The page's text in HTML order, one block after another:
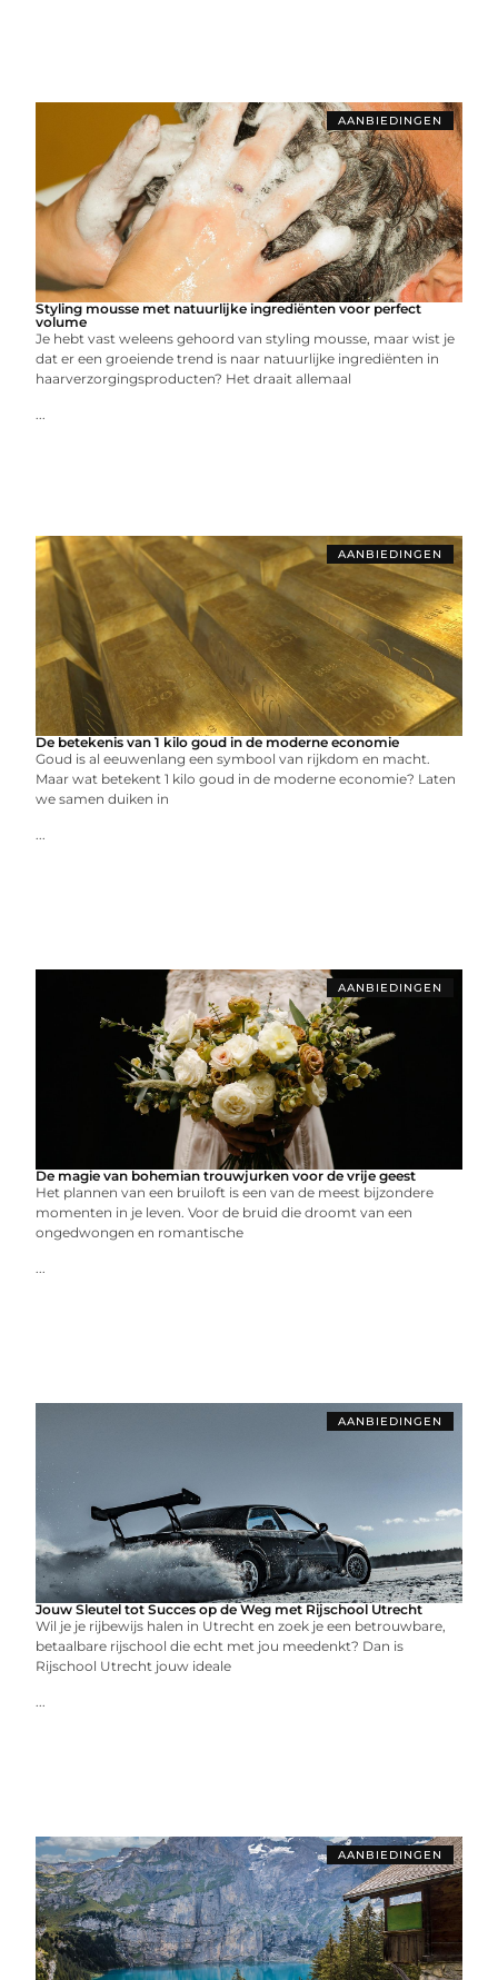
AANBIEDINGEN
Styling mousse met natuurlijke ingrediënten voor perfect
volume
Je hebt vast weleens gehoord van styling mousse, maar wist je
dat er een groeiende trend is naar natuurlijke ingrediënten in
haarverzorgingsproducten? Het draait allemaal
...
AANBIEDINGEN
De betekenis van 1 kilo goud in de moderne economie
Goud is al eeuwenlang een symbool van rijkdom en macht.
Maar wat betekent 1 kilo goud in de moderne economie? Laten
we samen duiken in
...
AANBIEDINGEN
De magie van bohemian trouwjurken voor de vrije geest
Het plannen van een bruiloft is een van de meest bijzondere
momenten in je leven. Voor de bruid die droomt van een
ongedwongen en romantische
...
AANBIEDINGEN
Jouw Sleutel tot Succes op de Weg met Rijschool Utrecht
Wil je je rijbewijs halen in Utrecht en zoek je een betrouwbare,
betaalbare rijschool die echt met jou meedenkt? Dan is
Rijschool Utrecht jouw ideale
...
AANBIEDINGEN